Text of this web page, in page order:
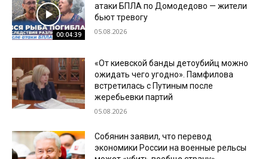
00:04:39
атаки БПЛА по Домодедово — жители
бьют тревогу
05.08.2026
«От киевской банды детоубийц можно
ожидать чего угодно». Памфилова
встретилась с Путиным после
жеребьевки партий
05.08.2026
Собянин заявил, что перевод
экономики России на военные рельсы